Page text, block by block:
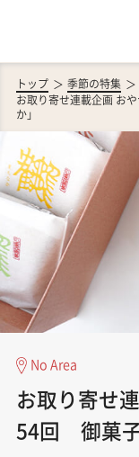
トップ
季節の特集
お取り寄せ連載企画
か」
No Area
お取り寄せ
54回 御菓